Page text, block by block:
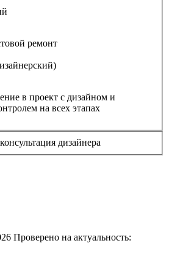
ремонт
в проект с дизайном и
на всех этапах
дизайнера
Проверено на актуальность: